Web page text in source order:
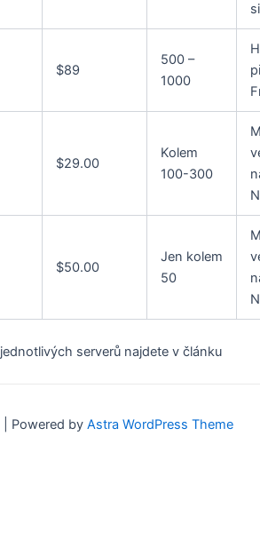
$89
500 –
1000
$29.00
Kolem
100-300
$50.00
Jen kolem
50
serverů najdete v článku
Powered by Astra WordPress Theme